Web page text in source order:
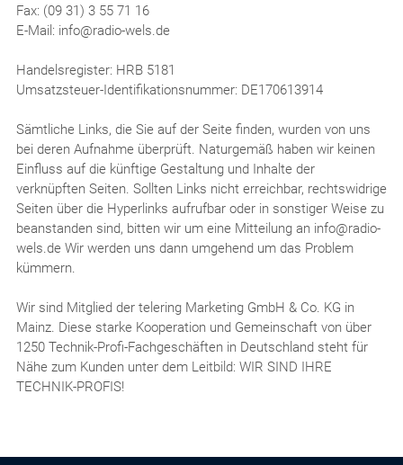
Fax: (09 31) 3 55 71 16
E-Mail: info@radio-wels.de
Handelsregister: HRB 5181
Umsatzsteuer-Identifikationsnummer: DE170613914
Sämtliche Links, die Sie auf der Seite finden, wurden von uns
bei deren Aufnahme überprüft. Naturgemäß haben wir keinen
Einfluss auf die künftige Gestaltung und Inhalte der
verknüpften Seiten. Sollten Links nicht erreichbar, rechtswidrige
Seiten über die Hyperlinks aufrufbar oder in sonstiger Weise zu
beanstanden sind, bitten wir um eine Mitteilung an info@radio-
wels.de Wir werden uns dann umgehend um das Problem
kümmern.
Wir sind Mitglied der telering Marketing GmbH & Co. KG in
Mainz. Diese starke Kooperation und Gemeinschaft von über
1250 Technik-Profi-Fachgeschäften in Deutschland steht für
Nähe zum Kunden unter dem Leitbild: WIR SIND IHRE
TECHNIK-PROFIS!